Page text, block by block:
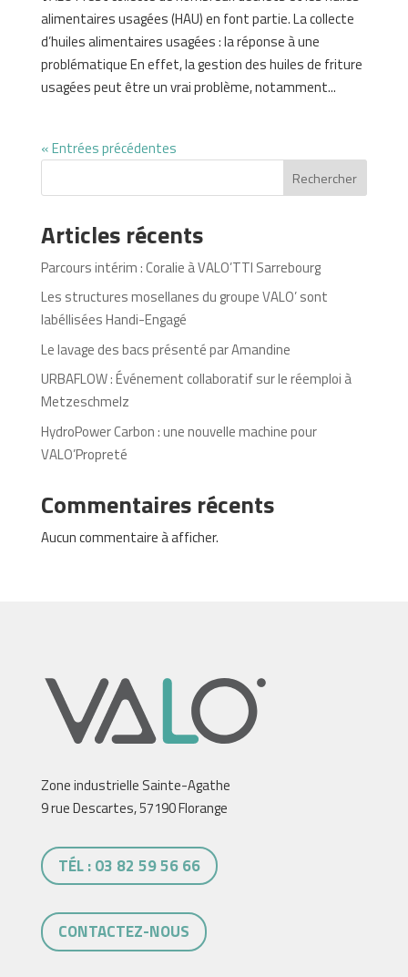
alimentaires usagées (HAU) en font partie. La collecte
d’huiles alimentaires usagées : la réponse à une
problématique En effet, la gestion des huiles de friture
usagées peut être un vrai problème, notamment...
« Entrées précédentes
Rechercher
Articles récents
Parcours intérim : Coralie à VALO’TTI Sarrebourg
Les structures mosellanes du groupe VALO’ sont
labéllisées Handi-Engagé
Le lavage des bacs présenté par Amandine
URBAFLOW : Événement collaboratif sur le réemploi à
Metzeschmelz
HydroPower Carbon : une nouvelle machine pour
VALO’Propreté
Commentaires récents
Aucun commentaire à afficher.
Zone industrielle Sainte-Agathe
9 rue Descartes, 57190 Florange
TÉL : 03 82 59 56 66
CONTACTEZ-NOUS